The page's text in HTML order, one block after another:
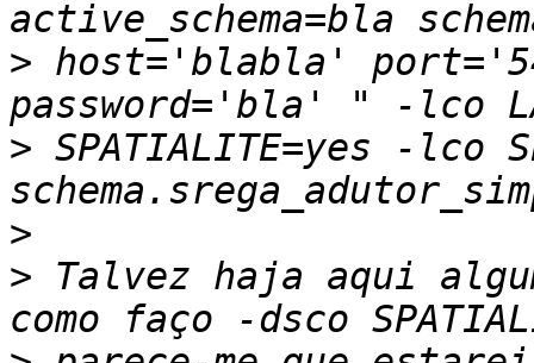
> host='blabla'
> SPATIALITE=yes -lco
>
> Talvez haja aqui